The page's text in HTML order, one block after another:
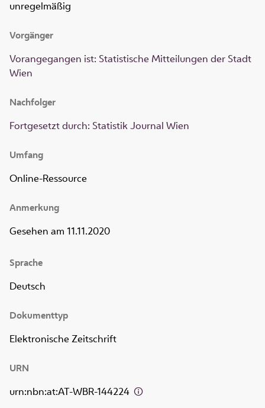
unregelmäßig
Vorgänger
Vorangegangen ist: Statistische Mitteilungen der Stadt
Wien
Nachfolger
Fortgesetzt durch: Statistik Journal Wien
Umfang
Online-Ressource
Anmerkung
Gesehen am 11.11.2020
Sprache
Deutsch
Dokumenttyp
Elektronische Zeitschrift
URN
urn:nbn:at:AT-WBR-144224